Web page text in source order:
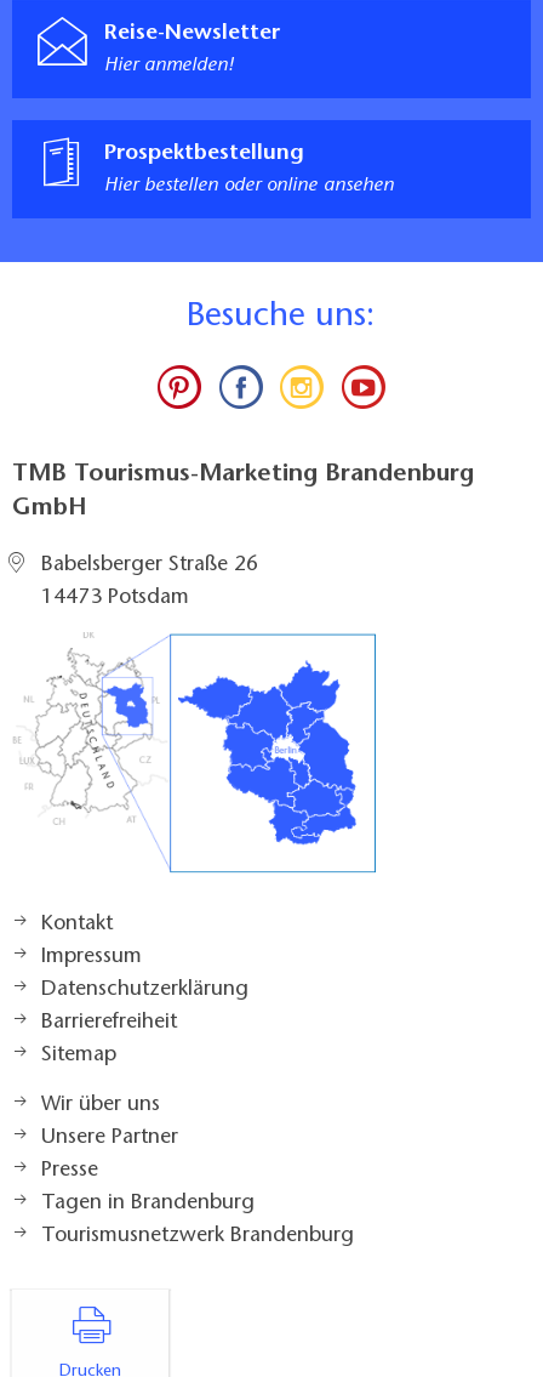
Reise-Newsletter
Hier anmelden!
Prospektbestellung
Hier bestellen oder online ansehen
Besuche uns:
TMB Tourismus-Marketing Brandenburg
GmbH
Babelsberger Straße 26
14473 Potsdam
Kontakt
Impressum
Datenschutzerklärung
Barrierefreiheit
Sitemap
Wir über uns
Unsere Partner
Presse
Tagen in Brandenburg
Tourismusnetzwerk Brandenburg
Drucken